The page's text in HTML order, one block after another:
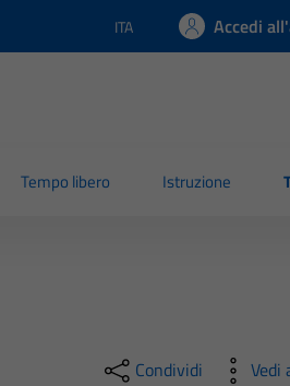
Lingua attiva:
ITA Accedi
Tempo libero Istruzione
Condividi Vedi